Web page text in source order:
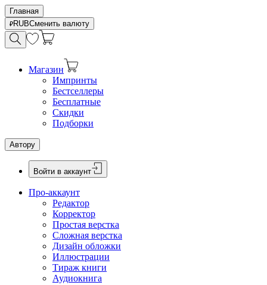
Главная
RUBСменить валюту
Магазин
Импринты
Бестселлеры
Бесплатные
Скидки
Подборки
Автору
Войти в аккаунт
Про-аккаунт
Редактор
Корректор
Простая верстка
Сложная верстка
Дизайн обложки
Иллюстрации
Тираж книги
Аудиокнига